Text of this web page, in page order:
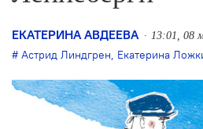
ЕКАТЕРИНА АВДЕЕВА 13:01, 08
Астрид Линдгрен, Екатерина